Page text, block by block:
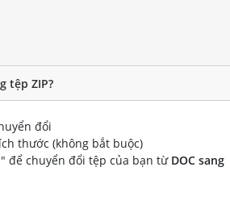
tệp ZIP?
đổi
thước (không bắt buộc)
để chuyển đổi tệp của bạn từ DOC sang